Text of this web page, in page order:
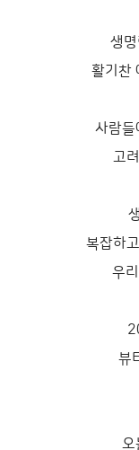
생
활기찬
사람들
고
복잡하
우
뷰
오